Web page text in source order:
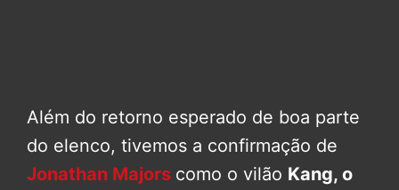
Além do retorno esperado de boa parte
do elenco, tivemos a confirmação de
Jonathan Majors como o vilão Kang, o